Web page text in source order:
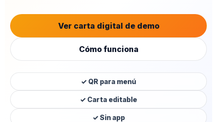
Ver carta digital de demo
Cómo funciona
✓ QR para menú
✓ Carta editable
✓ Sin app